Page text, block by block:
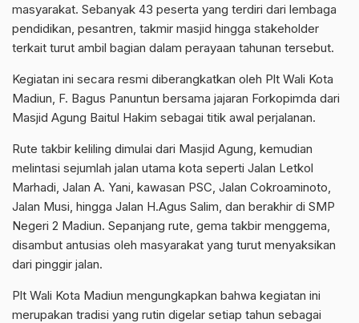
masyarakat. Sebanyak 43 peserta yang terdiri dari lembaga
pendidikan, pesantren, takmir masjid hingga stakeholder
terkait turut ambil bagian dalam perayaan tahunan tersebut.
Kegiatan ini secara resmi diberangkatkan oleh Plt Wali Kota
Madiun, F. Bagus Panuntun bersama jajaran Forkopimda dari
Masjid Agung Baitul Hakim sebagai titik awal perjalanan.
Rute takbir keliling dimulai dari Masjid Agung, kemudian
melintasi sejumlah jalan utama kota seperti Jalan Letkol
Marhadi, Jalan A. Yani, kawasan PSC, Jalan Cokroaminoto,
Jalan Musi, hingga Jalan H.Agus Salim, dan berakhir di SMP
Negeri 2 Madiun. Sepanjang rute, gema takbir menggema,
disambut antusias oleh masyarakat yang turut menyaksikan
dari pinggir jalan.
Plt Wali Kota Madiun mengungkapkan bahwa kegiatan ini
merupakan tradisi yang rutin digelar setiap tahun sebagai